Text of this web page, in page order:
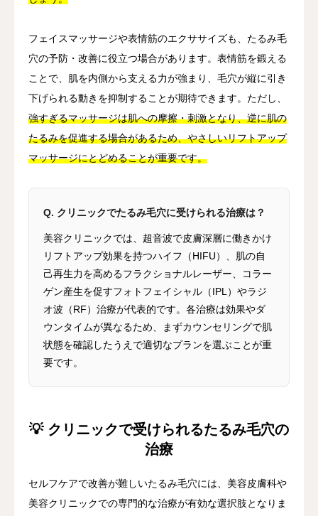
フェイスマッサージや表情筋のエクササイズも、たるみ毛
穴の予防・改善に役立つ場合があります。表情筋を鍛える
ことで、肌を内側から支える力が強まり、毛穴が縦に引き
下げられる動きを抑制することが期待できます。ただし、
強すぎるマッサージは肌への摩擦・刺激となり、逆に肌の
たるみを促進する場合があるため、やさしいリフトアップ
マッサージにとどめることが重要です。
Q. クリニックでたるみ毛穴に受けられる治療は？
美容クリニックでは、超音波で皮膚深層に働きかけ
リフトアップ効果を持つハイフ（HIFU）、肌の自
己再生力を高めるフラクショナルレーザー、コラー
ゲン産生を促すフォトフェイシャル（IPL）やラジ
オ波（RF）治療が代表的です。各治療は効果やダ
ウンタイムが異なるため、まずカウンセリングで肌
状態を確認したうえで適切なプランを選ぶことが重
要です。
💡 クリニックで受けられるたるみ毛穴の
治療
セルフケアで改善が難しいたるみ毛穴には、美容皮膚科や
美容クリニックでの専門的な治療が有効な選択肢となりま